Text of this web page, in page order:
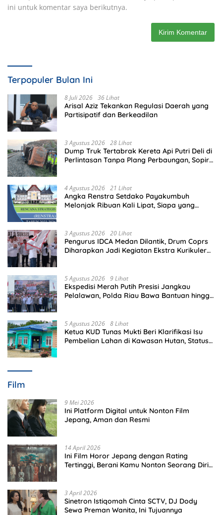
ini untuk komentar saya berikutnya.
Terpopuler Bulan Ini
8 Juli 2026 36 Lihat
Arisal Aziz Tekankan Regulasi Daerah yang
Partisipatif dan Berkeadilan
3 Agustus 2026 28 Lihat
Dump Truk Tertabrak Kereta Api Putri Deli di
Perlintasan Tanpa Plang Perbaungan, Sopir
4 Agustus 2026 21 Lihat
Angka Renstra Setdako Payakumbuh
Melonjak Ribuan Kali Lipat, Siapa yang
3 Agustus 2026 20 Lihat
Pengurus IDCA Medan Dilantik, Drum Coprs
Diharapkan Jadi Kegiatan Ekstra Kurikuler
5 Agustus 2026 9 Lihat
Ekspedisi Merah Putih Presisi Jangkau
Pelalawan, Polda Riau Bawa Bantuan hingga
5 Agustus 2026 8 Lihat
Ketua KUD Tunas Mukti Beri Klarifikasi Isu
Pembelian Lahan di Kawasan Hutan, Status
Film
9 Mei 2026
Ini Platform Digital untuk Nonton Film
Jepang, Aman dan Resmi
14 April 2026
Ini Film Horor Jepang dengan Rating
Tertinggi, Berani Kamu Nonton Seorang Diri
3 April 2026
Sinetron Istiqomah Cinta SCTV, DJ Dody
Sewa Preman Wanita, Ini Tujuannya